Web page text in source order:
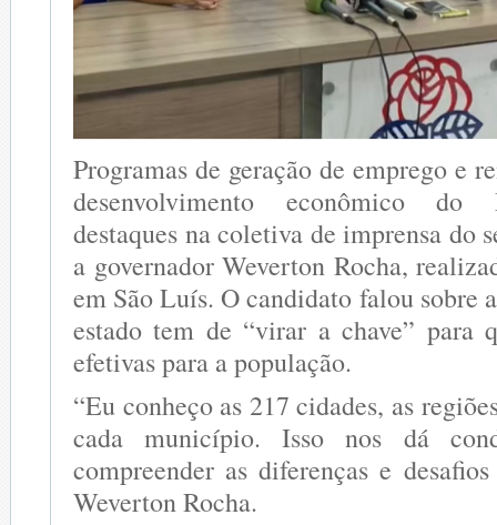
Programas de geração de emprego e
desenvolvimento econômico do
destaques na coletiva de imprensa do
a governador Weverton Rocha,
em São Luís. O candidato falou sobre
estado tem de “virar a chave” para
efetivas para a população.
“Eu conheço as 217 cidades, as
cada município. Isso nos dá
compreender as diferenças e
Weverton Rocha.